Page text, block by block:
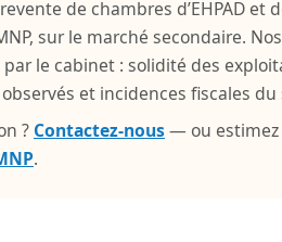
de chambres d’EHPAD et
sur le marché secondaire.
le cabinet : solidité des
et incidences fiscales du
? Contactez-nous— ou estimez
.